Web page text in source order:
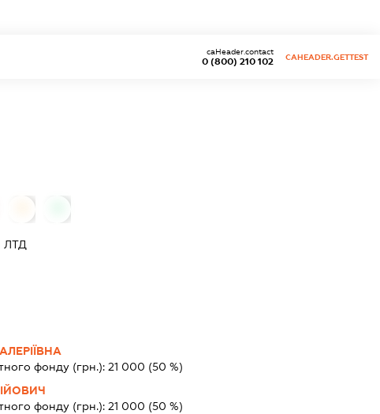
0 (800) 210 102
caHeader.contact
CAHEADER.GETTEST
ЛТД
фонду (грн.):21 000 (50 %)
фонду (грн.):21 000 (50 %)